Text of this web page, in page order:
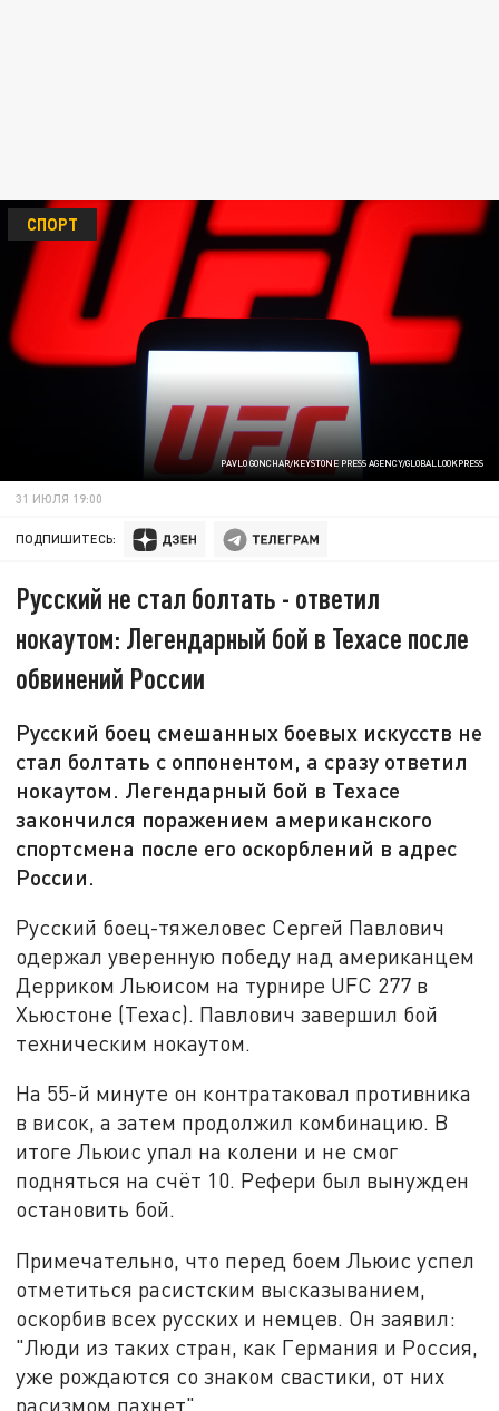
PAVLO GONCHAR/KEYSTONE PRESS AGENCY/GLOBALLOOKPRESS
СПОРТ
31 ИЮЛЯ 19:00
ПОДПИШИТЕСЬ:
Русский не стал болтать - ответил
нокаутом: Легендарный бой в Техасе после
обвинений России
Русский боец смешанных боевых искусств не
стал болтать с оппонентом, а сразу ответил
нокаутом. Легендарный бой в Техасе
закончился поражением американского
спортсмена после его оскорблений в адрес
России.
Русский боец-тяжеловес Сергей Павлович
одержал уверенную победу над американцем
Дерриком Льюисом на турнире UFC 277 в
Хьюстоне (Техас). Павлович завершил бой
техническим нокаутом.
На 55-й минуте он контратаковал противника
в висок, а затем продолжил комбинацию. В
итоге Льюис упал на колени и не смог
подняться на счёт 10. Рефери был вынужден
остановить бой.
Примечательно, что перед боем Льюис успел
отметиться расистским высказыванием,
оскорбив всех русских и немцев. Он заявил:
"Люди из таких стран, как Германия и Россия,
уже рождаются со знаком свастики, от них
расизмом пахнет".